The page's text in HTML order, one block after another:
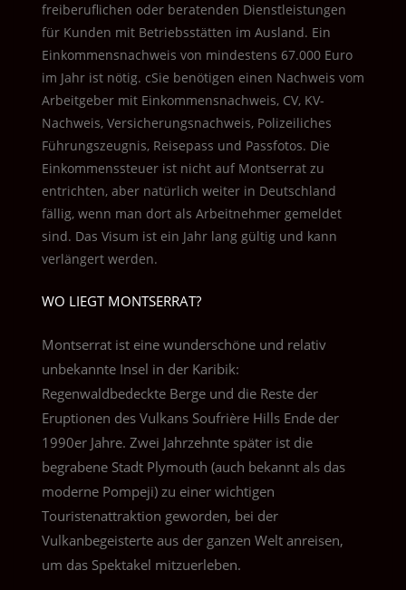
freiberuflichen oder beratenden Dienstleistungen
für Kunden mit Betriebsstätten im Ausland. Ein
Einkommensnachweis von mindestens 67.000 Euro
im Jahr ist nötig. cSie benötigen einen Nachweis vom
Arbeitgeber mit Einkommensnachweis, CV, KV-
Nachweis, Versicherungsnachweis, Polizeiliches
Führungszeugnis, Reisepass und Passfotos. Die
Einkommenssteuer ist nicht auf Montserrat zu
entrichten, aber natürlich weiter in Deutschland
fällig, wenn man dort als Arbeitnehmer gemeldet
sind. Das Visum ist ein Jahr lang gültig und kann
verlängert werden.
WO LIEGT MONTSERRAT?
Montserrat ist eine wunderschöne und relativ
unbekannte Insel in der Karibik:
Regenwaldbedeckte Berge und die Reste der
Eruptionen des Vulkans Soufrière Hills Ende der
1990er Jahre. Zwei Jahrzehnte später ist die
begrabene Stadt Plymouth (auch bekannt als das
moderne Pompeji) zu einer wichtigen
Touristenattraktion geworden, bei der
Vulkanbegeisterte aus der ganzen Welt anreisen,
um das Spektakel mitzuerleben.